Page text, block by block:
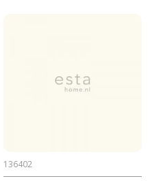
136402